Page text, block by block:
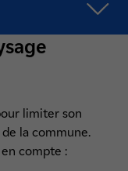
limiter son
la commune.
compte :